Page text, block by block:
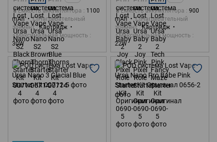
🔋Емкость аккумулятора
1100
mAh
💥Нагревательный
элемент Картридж
⚡Максимальная мощность
30W
🔋Емкость аккумулятора
900
mAh
💥Нагревательный
элемент Картридж
⚡Максимальная мощность
22W